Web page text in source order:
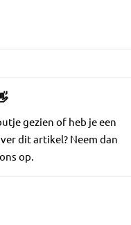
gezien of heb je een
dit artikel? Neem dan
op.